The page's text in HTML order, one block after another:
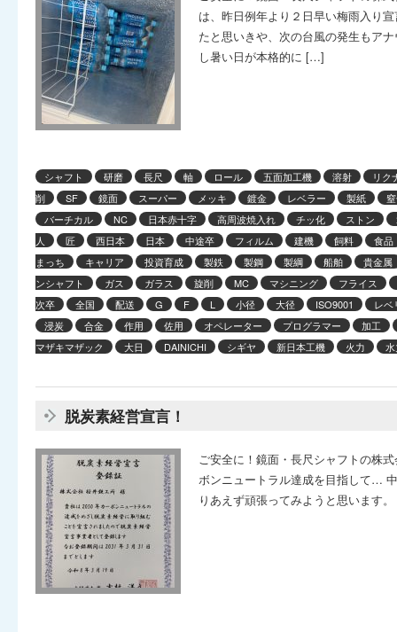
は、昨日例年より２日早い梅雨入り
たと思いきや、次の台風の発生もア
し暑い日が本格的に […]
シャフト 研磨 長尺 軸 ロール 五面加工機 溶射
リク
削
SF 鏡面 スーパー メッキ 鍍金 レベラー 製紙
バーチカル
NC 日本赤十字 高周波焼入れ チッ化 ストン
人
匠 西日本 日本 中途卒 フィルム 建機 飼料
食品
まっち
キャリア 投資育成 製鉄 製鋼 製綱 船舶
貴金属
ンシャフト
ガス ガラス 旋削 MC マシニング
フライス
次卒
全国 配送 G F L 小径 大径 ISO9001
レベ
浸炭
合金 作用 佐用 オペレーター プログラマー
加工
マザキマザック
大日 DAINICHI シギヤ 新日本工機 火力
脱炭素経営宣言！
ご安全に！鏡面・長尺シャフトの株
ボンニュートラル達成を目指して…
りあえず頑張ってみようと思いま